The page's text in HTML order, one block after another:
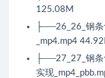
125.08M
├──26_26_钢
_mp4.mp4
├──27_27_钢
实现